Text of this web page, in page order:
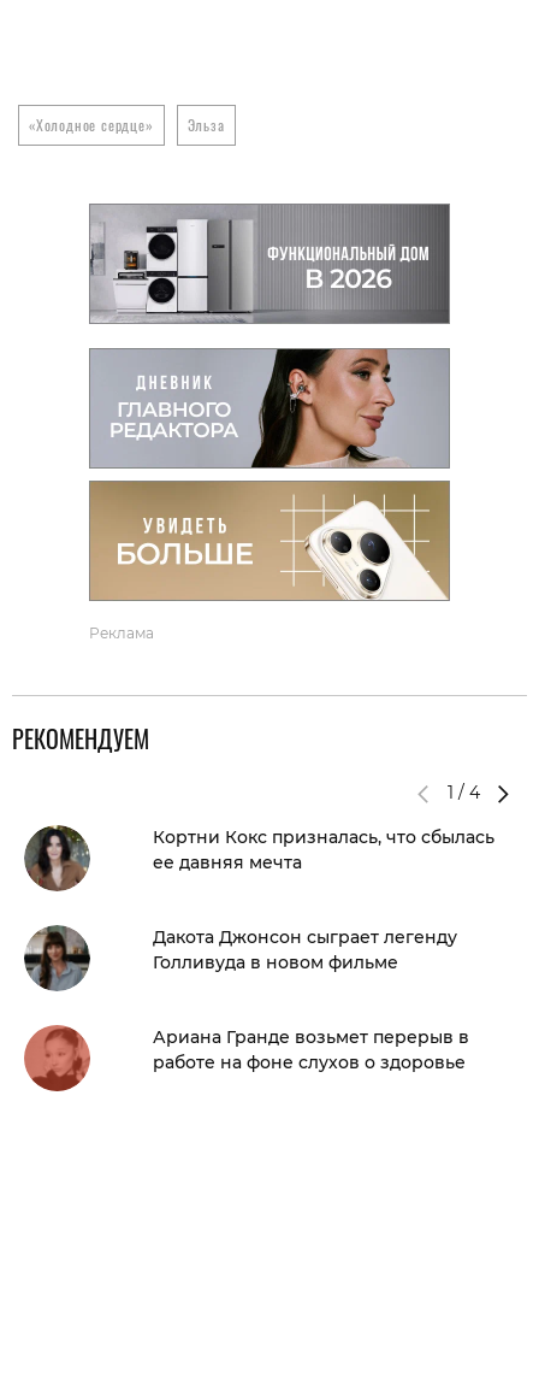
«Холодное сердце» Эльза
Реклама
РЕКОМЕНДУЕМ
1 / 4
Кортни Кокс призналась, что сбылась
ее давняя мечта
Дакота Джонсон сыграет легенду
Голливуда в новом фильме
Ариана Гранде возьмет перерыв в
работе на фоне слухов о здоровье